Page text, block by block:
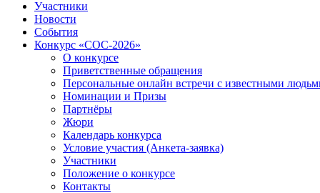
Участники
Новости
События
Конкурс «СОС-2026»
О конкурсе
Приветственные обращения
Персональные онлайн встречи с известными
Номинации и Призы
Партнёры
Жюри
Календарь конкурса
Условие участия (Анкета-заявка)
Участники
Положение о конкурсе
Контакты